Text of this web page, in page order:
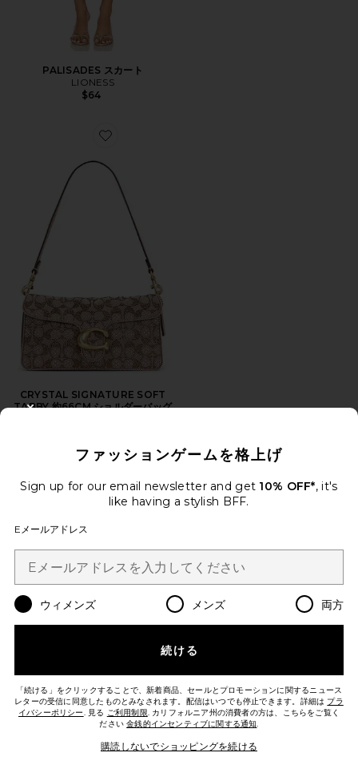
PALISADES スカート
LIONESS
$64
Favorite CRYSTAL SIGNATURE SOFT TABBY 約66CM
CRYSTAL SIGNATURE SOFT
TABBY 約66CM ショルダーバッグ
Favorite ビーチサンダル
今トレンド!
先ほど29点売れました
ビーチサンダル
TKEES
ファッションゲームを格上げ
Sign up for our email newsletter and get 10% OFF*, it's
like having a stylish BFF.
Eメールアドレス
ウィメンズ メンズ 両方
続ける
「続ける」をクリックすることで、新着商品、セールとプロモーションに関するニュース
レターの受信に同意したものとみなされます。配信はいつでも停止できます。詳細は プラ
イバシーポリシー. 見る ご利用制限. カリフォルニア州の消費者の方は、こちらをご覧く
ださい金銭的インセンティブに関する通知.
購読しないでショッピングを続ける